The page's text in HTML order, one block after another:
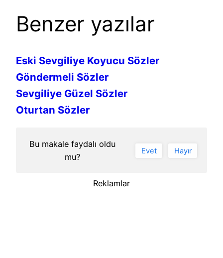
Benzer yazılar
Eski Sevgiliye Koyucu Sözler
Göndermeli Sözler
Sevgiliye Güzel Sözler
Oturtan Sözler
Bu makale faydalı oldu
mu?
Evet Hayır
Reklamlar